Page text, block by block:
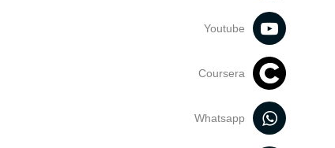
Youtube
Coursera
Whatsapp